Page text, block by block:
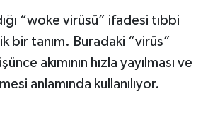
“woke virüsü” ifadesi tıbbi
bir tanım. Buradaki “virüs”
akımının hızla yayılması ve
anlamında kullanılıyor.